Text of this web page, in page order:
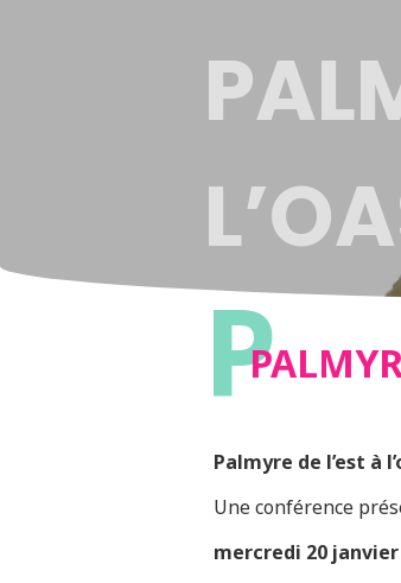
P
Palmyre de l’est à
Une conférence
mercredi 20 janvier